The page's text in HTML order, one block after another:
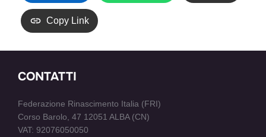
Copy Link
CONTATTI
Federazione Rinascimento Italia (FRI)
Corso Barolo, 47 12051 ALBA (CN)
VAT: 92076050050